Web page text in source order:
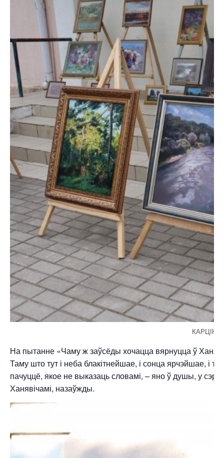
На пытанне «Чаму ж заўсёды хочацца вярнуцца ў
Таму што тут і неба блакітнейшае, і сонца ярчэйшае, і
пачуццё, якое не выказаць словамі, – яно ў душы, у
Ханявічамі, назаўжды.